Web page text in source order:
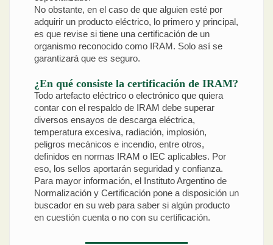
No obstante, en el caso de que alguien esté por
adquirir un producto eléctrico, lo primero y principal,
es que revise si tiene una certificación de un
organismo reconocido como IRAM. Solo así se
garantizará que es seguro.
¿En qué consiste la certificación de IRAM?
Todo artefacto eléctrico o electrónico que quiera
contar con el respaldo de IRAM debe superar
diversos ensayos de descarga eléctrica,
temperatura excesiva, radiación, implosión,
peligros mecánicos e incendio, entre otros,
definidos en normas IRAM o IEC aplicables. Por
eso, los sellos aportarán seguridad y confianza.
Para mayor información, el Instituto Argentino de
Normalización y Certificación pone a disposición un
buscador en su web para saber si algún producto
en cuestión cuenta o no con su certificación.